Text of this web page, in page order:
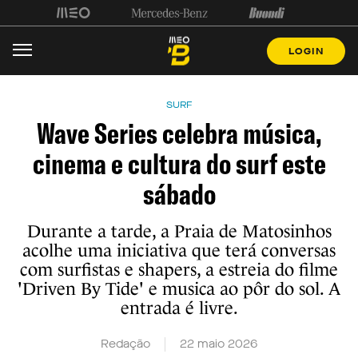
LOGIN
SURF
Wave Series celebra música,
cinema e cultura do surf este
sábado
Durante a tarde, a Praia de Matosinhos
acolhe uma iniciativa que terá conversas
com surfistas e shapers, a estreia do filme
'Driven By Tide' e musica ao pôr do sol. A
entrada é livre.
Redação 22 maio 2026